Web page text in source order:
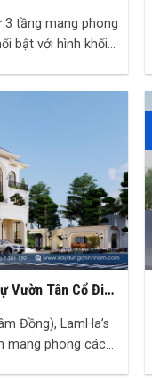
VỮNG
3 tầng mang phong
bật với hình khối
Vườn Tân Cổ Điển
Hà
Đồng), LamHa’s
mang phong cách